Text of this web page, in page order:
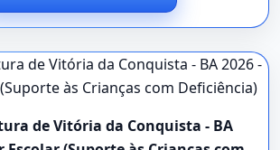
de Vitória da Conquista - BA